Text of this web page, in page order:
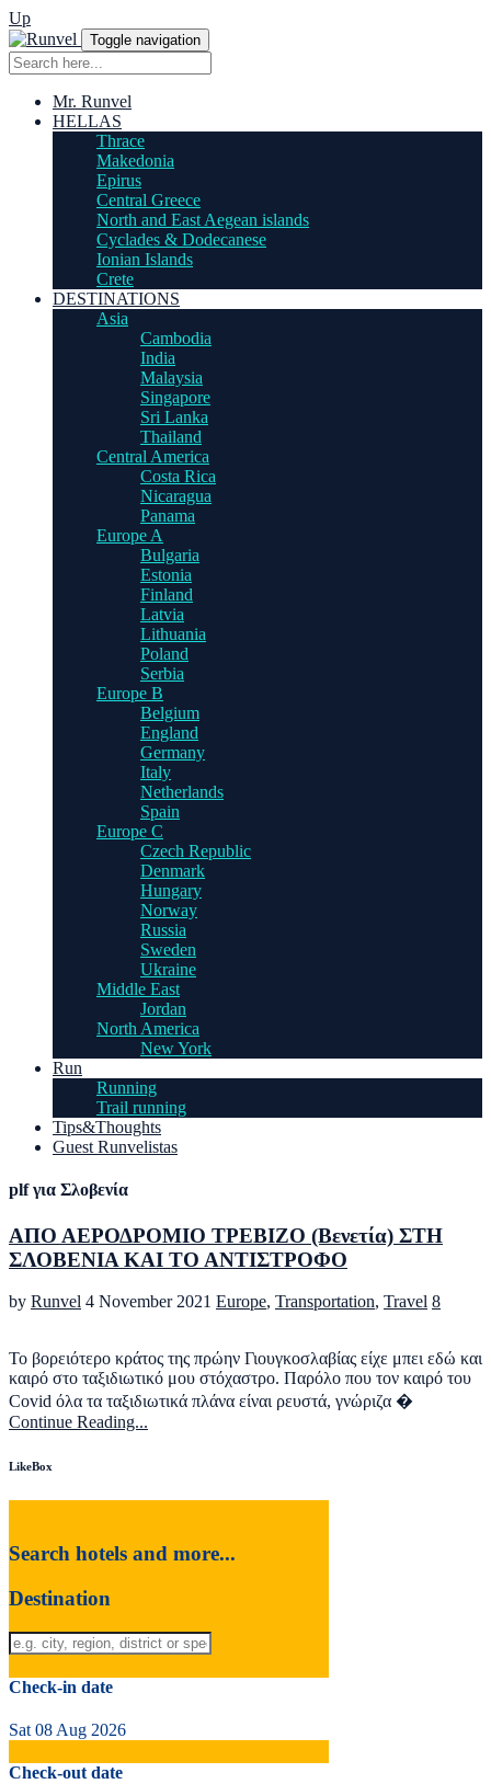
Up
Toggle navigation
Mr. Runvel
HELLAS
Thrace
Makedonia
Epirus
Central Greece
North and East Aegean islands
Cyclades & Dodecanese
Ionian Islands
Crete
DESTINATIONS
Asia
Cambodia
India
Malaysia
Singapore
Sri Lanka
Thailand
Central America
Costa Rica
Nicaragua
Panama
Europe A
Bulgaria
Estonia
Finland
Latvia
Lithuania
Poland
Serbia
Europe B
Belgium
England
Germany
Italy
Netherlands
Spain
Europe C
Czech Republic
Denmark
Hungary
Norway
Russia
Sweden
Ukraine
Middle East
Jordan
North America
New York
Run
Running
Trail running
Tips&Thoughts
Guest Runvelistas
plf για Σλοβενία
ΑΠΟ ΑΕΡΟΔΡΟΜΙΟ ΤΡΕΒΙΖΟ (Βενετία) ΣΤΗ
ΣΛΟΒΕΝΙΑ ΚΑΙ ΤΟ ΑΝΤΙΣΤΡΟΦΟ
by Runvel 4 November 2021 Europe, Transportation, Travel 8
Το βορειότερο κράτος της πρώην Γιουγκοσλαβίας είχε μπει εδώ και
καιρό στο ταξιδιωτικό μου στόχαστρο. Παρόλο που τον καιρό του
Covid όλα τα ταξιδιωτικά πλάνα είναι ρευστά, γνώριζα �
Continue Reading...
LikeBox
Search hotels and more...
Destination
Check-in date
Sat 08 Aug 2026
Check-out date